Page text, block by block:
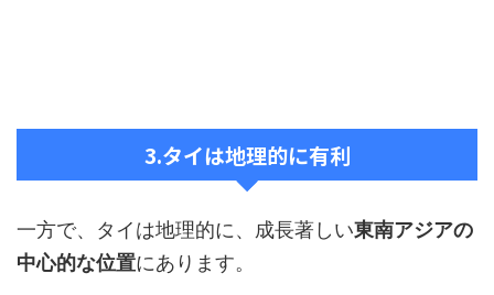
3.タイは地理的に有利
一方で、タイは地理的に、成長著しい東南アジアの
中心的な位置にあります。